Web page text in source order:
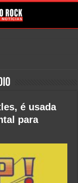
é usada
para